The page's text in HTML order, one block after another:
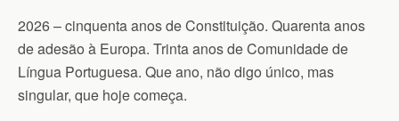
2026 – cinquenta anos de Constituição. Quarenta anos
de adesão à Europa. Trinta anos de Comunidade de
Língua Portuguesa. Que ano, não digo único, mas
singular, que hoje começa.